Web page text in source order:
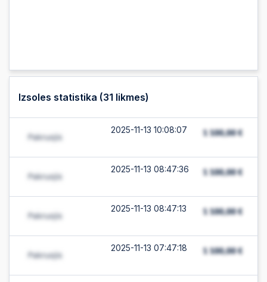
Izsoles statistika (31 likmes)
2025-11-13 10:08:07
2025-11-13 08:47:36
2025-11-13 08:47:13
2025-11-13 07:47:18